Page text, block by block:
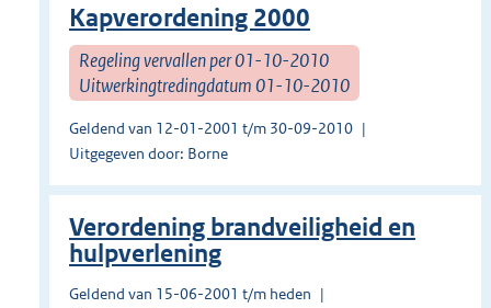
Kapverordening 2000
Regeling vervallen per 01-10-2010
Uitwerkingtredingdatum 01-10-2010
Geldend van 12-01-2001 t/m 30-09-2010
Uitgegeven door: Borne
Verordening brandveiligheid en
hulpverlening
Geldend van 15-06-2001 t/m heden